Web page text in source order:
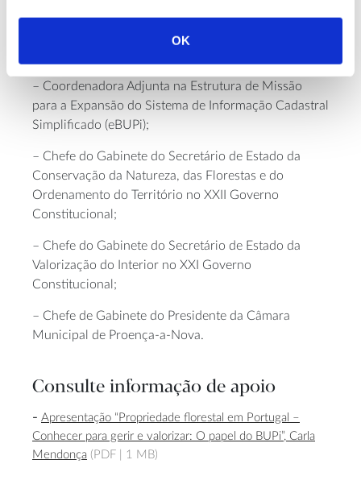
OK
coordenado a equipa responsável pelo Programa de
Transformação da Paisagem, entre as funções que
– Coordenadora Adjunta na Estrutura de Missão
para a Expansão do Sistema de Informação Cadastral
Simplificado (eBUPi);
– Chefe do Gabinete do Secretário de Estado da
Conservação da Natureza, das Florestas e do
Ordenamento do Território no XXII Governo
Constitucional;
– Chefe do Gabinete do Secretário de Estado da
Valorização do Interior no XXI Governo
Constitucional;
– Chefe de Gabinete do Presidente da Câmara
Municipal de Proença-a-Nova.
Consulte informação de apoio
Apresentação “Propriedade florestal em Portugal –
Conhecer para gerir e valorizar: O papel do BUPi”, Carla
Mendonça (PDF | 1 MB)